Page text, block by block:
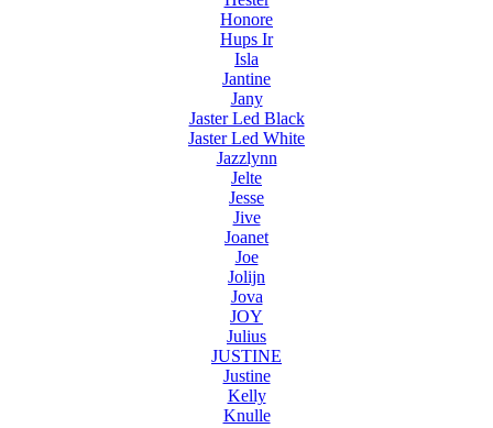
Honore
Hups Ir
Isla
Jantine
Jany
Jaster Led Black
Jaster Led White
Jazzlynn
Jelte
Jesse
Jive
Joanet
Joe
Jolijn
Jova
JOY
Julius
JUSTINE
Justine
Kelly
Knulle